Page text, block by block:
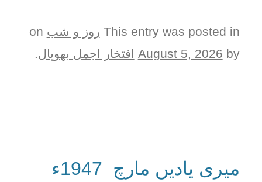
This entry was posted in روز و شب
August 5, 2026 by افتخار اجمل بھوپال.
میری یادیں مارچ 1947ء